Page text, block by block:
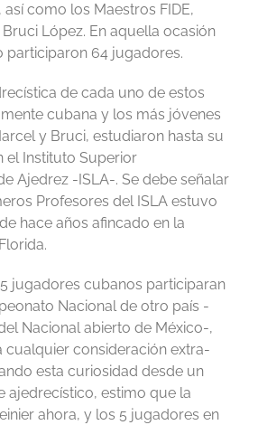
así como los Maestros FIDE,
López. En aquella ocasión
participaron 64 jugadores.
de cada uno de estos
cubana y los más jóvenes
y Bruci, estudiaron hasta su
el Instituto Superior
Ajedrez -ISLA-. Se debe señalar
Profesores del ISLA estuvo
hace años afincado en la
jugadores cubanos participaran
Nacional de otro país -
Nacional abierto de México-,
cualquier consideración extra-
esta curiosidad desde un
ajedrecístico, estimo que la
ahora, y los 5 jugadores en